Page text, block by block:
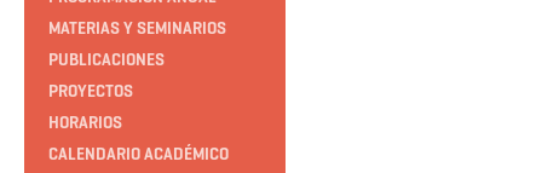
MATERIAS Y SEMINARIOS
PUBLICACIONES
PROYECTOS
HORARIOS
CALENDARIO ACADÉMICO